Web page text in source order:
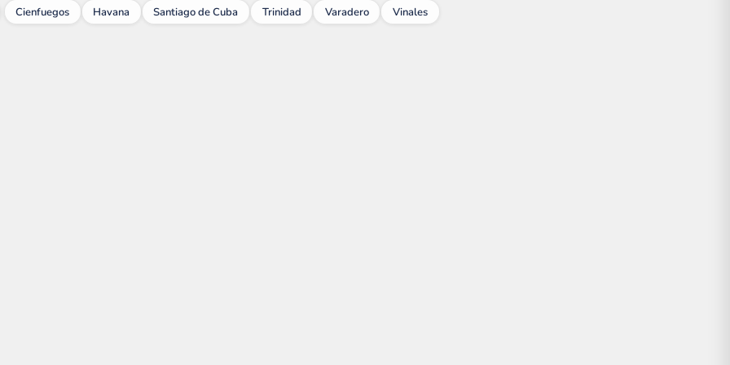
Cienfuegos Havana Santiago de Cuba Trinidad Varadero Vinales